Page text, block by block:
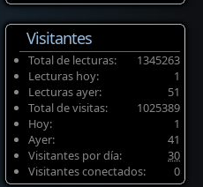
Visitantes
1345263
Total de lecturas:
1
Lecturas hoy:
51
Lecturas ayer:
1025389
Total de visitas:
1
Hoy:
41
Ayer:
30
Visitantes por día:
0
Visitantes conectados: